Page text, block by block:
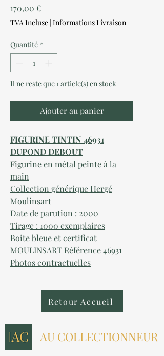
170,00 €Prix
TVA Incluse | Informations Livraison
Quantité *
Il ne reste que 1 article(s) en stock
Ajouter au panier
FIGURINE TINTIN 46931
DUPOND DEBOUT
Figurine en métal peinte à la
main
Collection générique Hergé
Moulinsart
Date de parution : 2000
Tirage : 1000 exemplaires
Boite bleue et certificat
MOULINSART Référence 46931
Photos contractuelles
Retour Accueil
AU COLLECTIONNEUR